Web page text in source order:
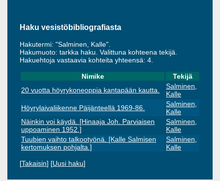
Haku vesistöbibliografiasta
Hakutermi: "Salminen, Kalle".
Hakumuoto: tarkka haku. Valittuna kohteena tekijä.
Hakuehtoja vastaavia kohteita yhteensä: 4.
Nimike
Tekijä
20 vuotta höyrykoneoppia kantapään kautta.
Salminen,
Kalle
Höyrylaivaliikenne Päijänteellä 1969-86.
Salminen,
Kalle
Näinkin voi käydä. [Hinaaja Joh. Parviaisen
uppoaminen 1952.]
Salminen,
Kalle
Tuubien vaihto talkootyönä. [Kalle Salmisen
kertomuksen pohjalta.]
Salminen,
Kalle
[Takaisin] [Uusi haku]